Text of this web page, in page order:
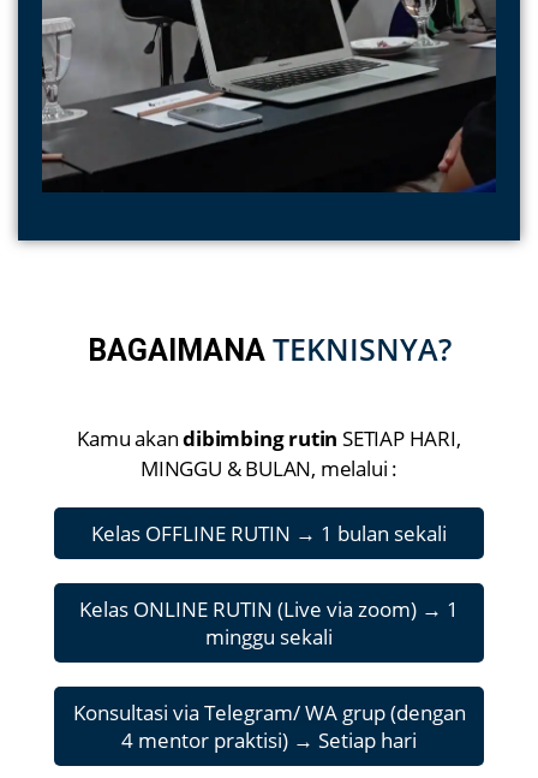
BAGAIMANA TEKNISNYA?
Kamu akandibimbing rutin SETIAP HARI,
MINGGU & BULAN, melalui :
Kelas OFFLINE RUTIN → 1 bulan sekali
Kelas ONLINE RUTIN (Live via zoom) → 1
minggu sekali
Konsultasi via Telegram/ WA grup (dengan
4 mentor praktisi) → Setiap hari